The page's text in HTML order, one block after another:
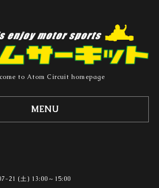
to Atom Circuit homepage
MENU
21 (土) 13:00～15:00